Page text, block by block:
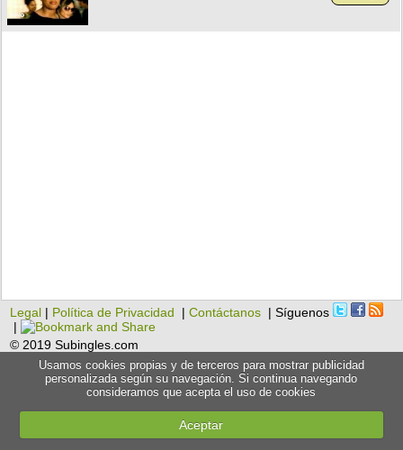
Legal | Política de Privacidad |Contáctanos | Síguenos
|
© 2019 Subingles.com
Usamos cookies propias y de terceros para mostrar publicidad
personalizada según su navegación. Si continua navegando
consideramos que acepta el uso de cookies
Aceptar